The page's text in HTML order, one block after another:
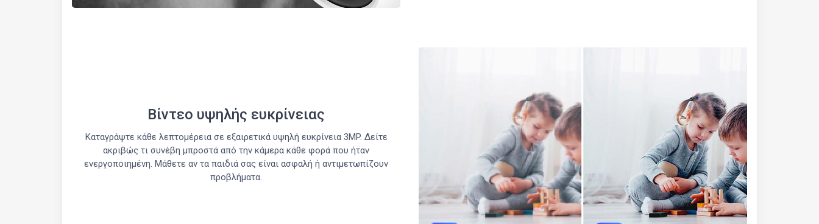
Βίντεο υψηλής ευκρίνειας
Καταγράψτε κάθε λεπτομέρεια σε εξαιρετικά υψηλή ευκρίνεια 3MP. Δείτε
ακριβώς τι συνέβη μπροστά από την κάμερα κάθε φορά που ήταν
ενεργοποιημένη. Μάθετε αν τα παιδιά σας είναι ασφαλή ή αντιμετωπίζουν
προβλήματα.